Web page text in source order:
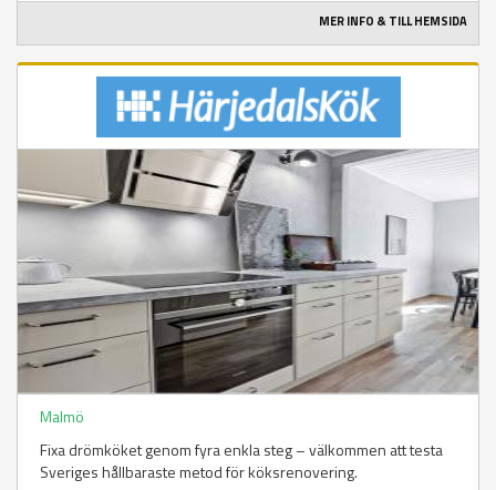
MER INFO & TILL HEMSIDA
Malmö
Fixa drömköket genom fyra enkla steg – välkommen att testa
Sveriges hållbaraste metod för köksrenovering.